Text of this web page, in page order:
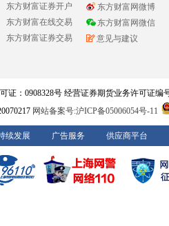
东方财富证券开户
东方财富在线交易
东方财富证券交易
东方财富网微博
东方财富网微信
意见与建议
证：0908328号 经营证券期货业务许可证编
网站备案号:沪ICP备05006054号-11
续发展 广告服务 供应商平台